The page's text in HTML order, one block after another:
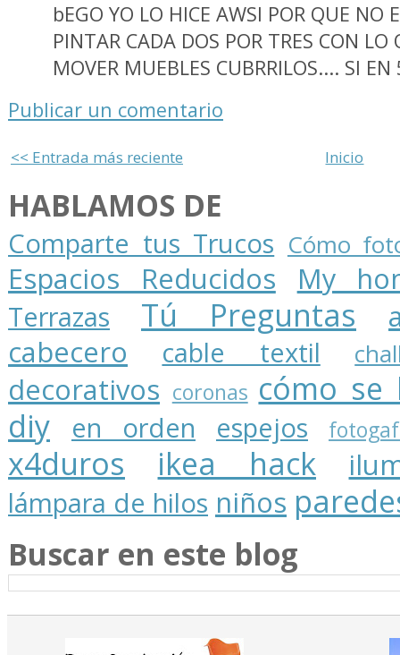
bEGO YO LO HICE AWSI POR QUE NO
PINTAR CADA DOS POR TRES CON LO
MOVER MUEBLES CUBRRILOS.... SI
Publicar un comentario
<< Entrada más reciente Inicio
HABLAMOS DE
Comparte tus Trucos Cómo
Espacios Reducidos My
Terrazas Tú Preguntas
cabecero
cable textil
decorativos coronas cómo se
diy
en orden espejos
x4duros ikea hack
lámpara de hilos niños
Buscar en este blog